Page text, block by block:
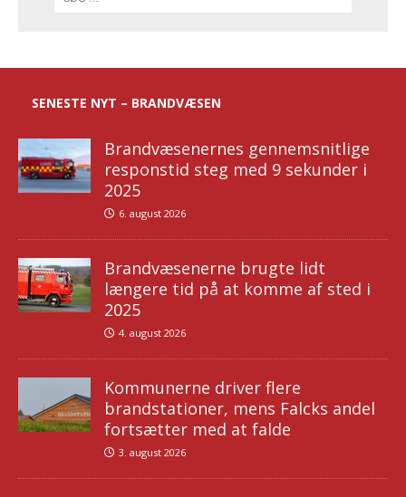
SENESTE NYT – BRANDVÆSEN
Brandvæsenernes gennemsnitlige
responstid steg med 9 sekunder i
2025
6. august 2026
Brandvæsenerne brugte lidt
længere tid på at komme af sted i
2025
4. august 2026
Kommunerne driver flere
brandstationer, mens Falcks andel
fortsætter med at falde
3. august 2026